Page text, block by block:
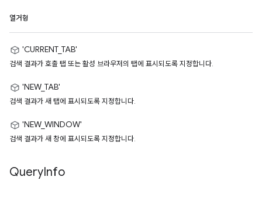
열거형
'CURRENT_TAB'
검색 결과가 호출 탭 또는 활성 브라우저의 탭에 표시되도록 지정합니다.
'NEW_TAB'
검색 결과가 새 탭에 표시되도록 지정합니다.
'NEW_WINDOW'
검색 결과가 새 창에 표시되도록 지정합니다.
QueryInfo